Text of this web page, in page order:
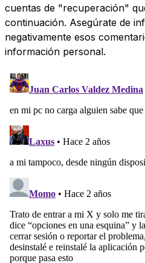
cuentas de "recuperación"
continuación. Asegúrate de
negativamente esos
información personal.